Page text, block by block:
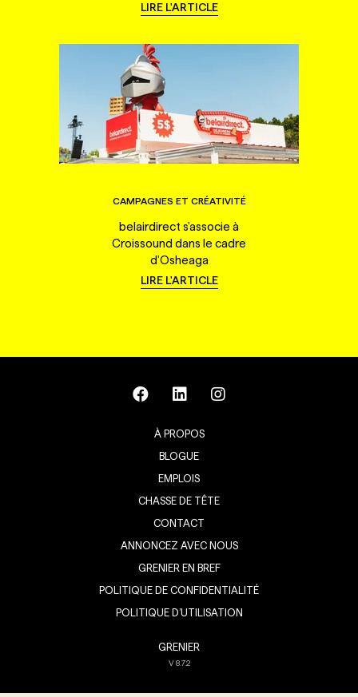
LIRE L'ARTICLE
CAMPAGNES ET CRÉATIVITÉ
belairdirect s'associe à
Croissound dans le cadre
d'Osheaga
LIRE L'ARTICLE
À PROPOS
BLOGUE
EMPLOIS
CHASSE DE TÊTE
CONTACT
ANNONCEZ AVEC NOUS
GRENIER EN BREF
POLITIQUE DE CONFIDENTIALITÉ
POLITIQUE D’UTILISATION
GRENIER
V8.7.2